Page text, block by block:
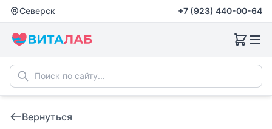
Северск +7 (923) 440-00-64
Вернуться